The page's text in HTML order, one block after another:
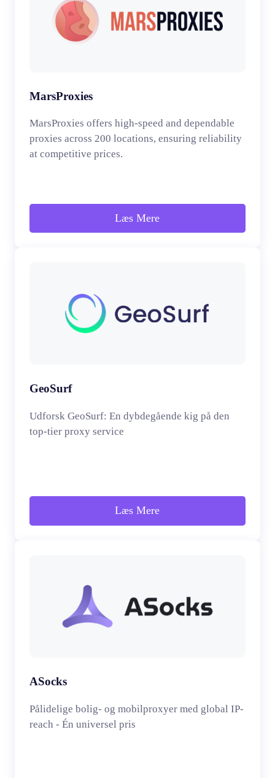
MarsProxies
MarsProxies offers high-speed and dependable
proxies across 200 locations, ensuring reliability
at competitive prices.
Læs Mere
GeoSurf
Udforsk GeoSurf: En dybdegående kig på den
top-tier proxy service
Læs Mere
ASocks
Pålidelige bolig- og mobilproxyer med global IP-
reach - Én universel pris